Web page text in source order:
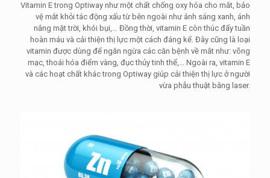
Vitamin E trong Optiway như một chất chống oxy hóa cho mắt, bảo
vệ mắt khỏi tác động xấu từ bên ngoài như ánh sáng xanh, ánh
nắng mặt trời, khói bụi,… Đồng thời, vitamin E còn thúc đẩy tuần
hoàn máu và cải thiện thị lực một cách đáng kể. Đây cũng là loại
vitamin được dùng để ngăn ngừa các căn bệnh về mắt như: võng
mạc, thoái hóa điểm vàng, đục thủy tinh thể,… Ngoài ra, vitamin E
và các hoạt chất khác trong Optiway giúp cải thiện thị lực ở người
vừa phẫu thuật bằng laser.